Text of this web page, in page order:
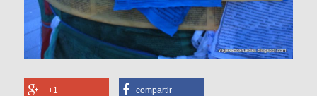
+1 compartir